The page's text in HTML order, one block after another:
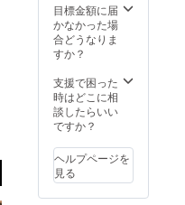
目標金額に届
かなかった場
合どうなりま
すか？
支援で困った
時はどこに相
談したらいい
ですか？
ヘルプページを
見る